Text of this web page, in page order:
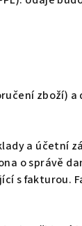
zboží) a
a účetní
o správě
s fakturou.